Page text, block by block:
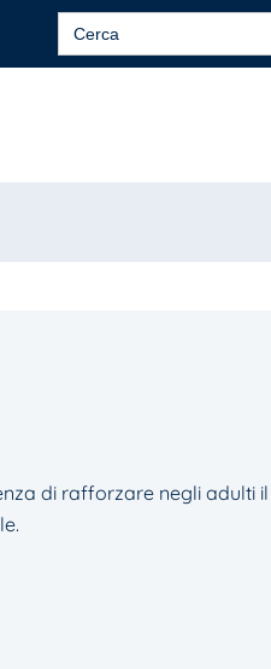
Search
for:
di rafforzare negli adulti